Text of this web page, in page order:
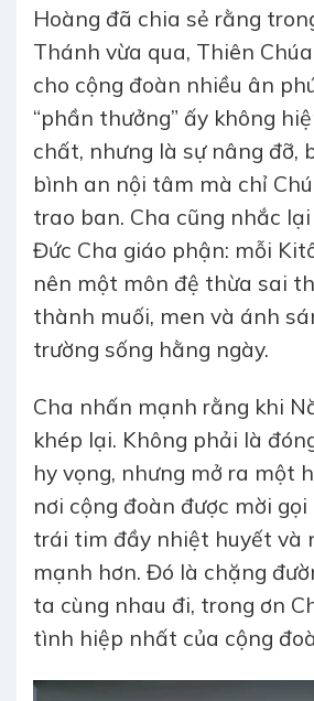
Hoàng đã chia sẻ rằng
Thánh vừa qua, Thiên
cho cộng đoàn nhiều ân
“phần thưởng” ấy không
chất, nhưng là sự nâng đỡ,
bình an nội tâm mà chỉ
trao ban. Cha cũng nhắc
Đức Cha giáo phận: mỗi
nên một môn đệ thừa sai
thành muối, men và ánh
trường sống hằng ngày.
Cha nhấn mạnh rằng khi
khép lại. Không phải là
hy vọng, nhưng mở ra một
nơi cộng đoàn được mời
trái tim đầy nhiệt huyết và
mạnh hơn. Đó là chặng
ta cùng nhau đi, trong ơn
tình hiệp nhất của cộng